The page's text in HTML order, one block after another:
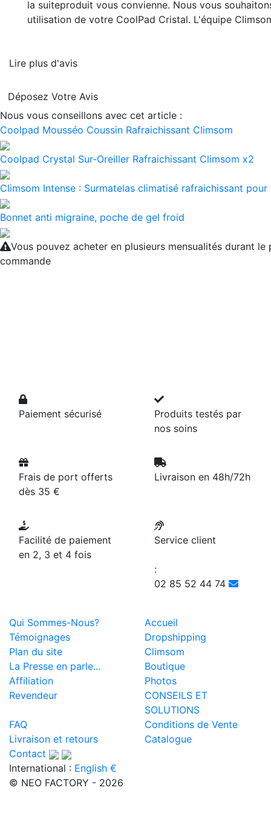
la suiteproduit vous convienne. Nous vous
utilisation de votre CoolPad Cristal. L'équipe
Lire plus d'avis
Déposez Votre Avis
Nous vous conseillons avec cet article :
Coolpad Mousséo Coussin Rafraichissant Climsom
Coolpad Crystal Sur-Oreiller Rafraichissant Climsom x2
Climsom Intense : Surmatelas climatisé rafraichissant pour
Bonnet anti migraine, poche de gel froid
Vous pouvez acheter en plusieurs mensualités durant le
commande
Paiement sécurisé
Produits testés par
nos soins
Frais de port offerts
dès 35 €
Livraison en 48h/72h
Facilité de paiement
en 2, 3 et 4 fois
Service client
:
02 85 52 44 74
Qui Sommes-Nous?
Accueil
Témoignages
Dropshipping
Plan du site
Climsom
La Presse en parle...
Boutique
Affiliation
Photos
Revendeur
CONSEILS ET
SOLUTIONS
FAQ
Conditions de Vente
Livraison et retours
Catalogue
Contact
International : English €
© NEO FACTORY - 2026